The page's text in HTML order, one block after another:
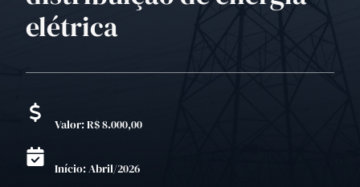
elétrica
Valor: R$ 8.000,00
Início: Abril/2026